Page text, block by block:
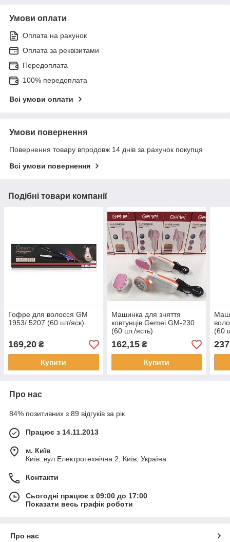
Умови оплати
Оплата на рахунок
Оплата за реквізитами
Передоплата
100% передоплата
Всі умови оплати
Умови повернення
Повернення товару впродовж 14 днів за рахунок покупця
Всі умови повернення
Подібні товари компанії
Гофре для волосся GM
1953/ 5207 (60 шт/яск)
169,20 ₴
Купити
Машинка для зняття
ковтунців Gemei GM-230
(60 шт./ясть)
162,15₴
Купити
(60
Про нас
84% позитивних з 89 відгуків за рік
Працює з 14.11.2013
м. Київ
Київ. вул Електротехнічна 2, Київ, Україна
Контакти
Сьогодні працює з 09:00 до 17:00
Показати весь графік роботи
Про нас